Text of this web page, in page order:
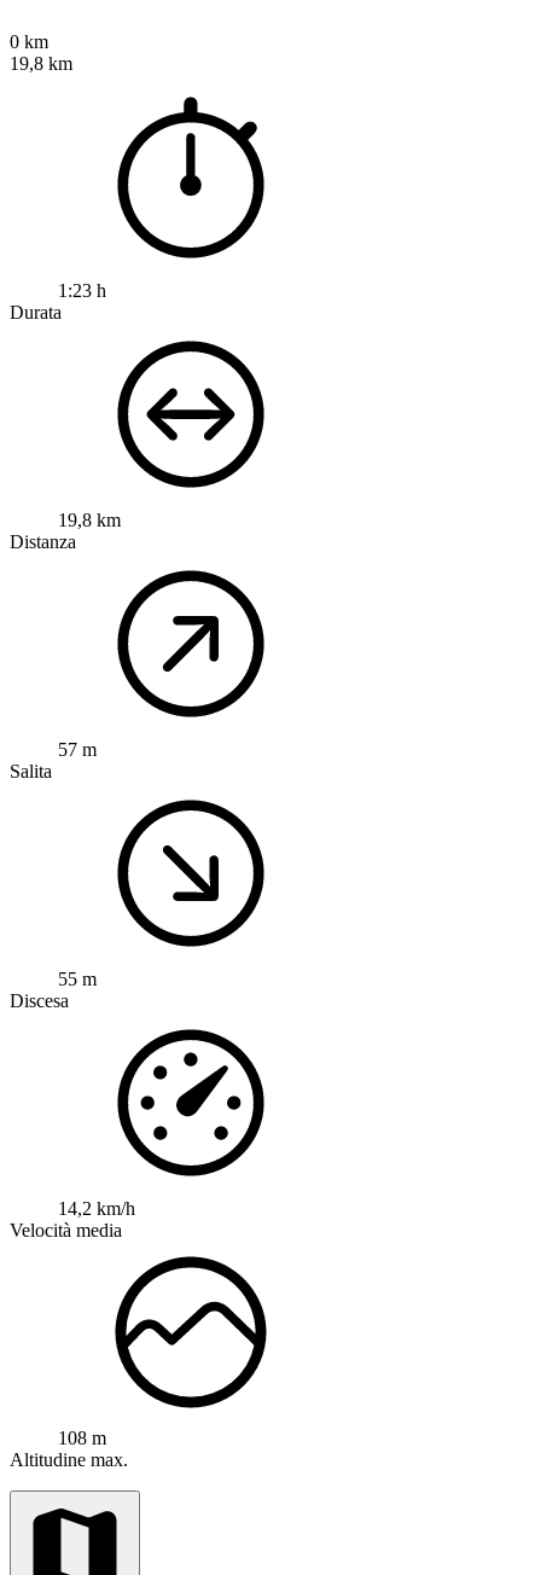
0 km
19,8 km
1:23 h
Durata
19,8 km
Distanza
57 m
Salita
55 m
Discesa
14,2 km/h
Velocità media
108 m
Altitudine max.